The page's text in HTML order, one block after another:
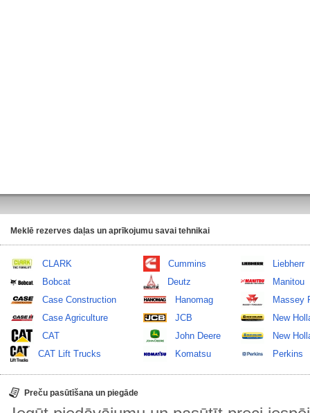
Meklē rezerves daļas un aprīkojumu savai tehnikai
CLARK
Bobcat
Case Construction
Case Agriculture
CAT
CAT Lift Trucks
Cummins
Deutz
Hanomag
JCB
John Deere
Komatsu
Liebherr
Manitou
Massey
New
New
Perkins
Preču pasūtīšana un piegāde